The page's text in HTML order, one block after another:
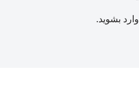
وارد بشوید.